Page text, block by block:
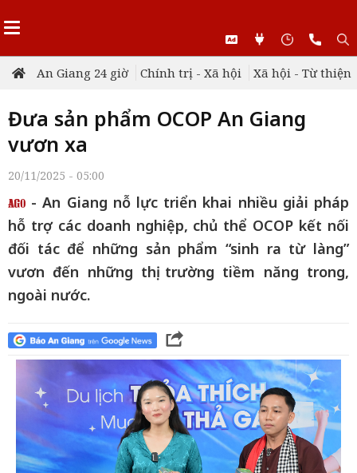
An Giang 24 giờ Chính trị - Xã hội Xã hội - Từ thiện
Đưa sản phẩm OCOP An Giang
vươn xa
20/11/2025 - 05:00
- An Giang nỗ lực triển khai nhiều giải pháp
hỗ trợ các doanh nghiệp, chủ thể OCOP kết nối
đối tác để những sản phẩm “sinh ra từ làng”
vươn đến những thị trường tiềm năng trong,
ngoài nước.